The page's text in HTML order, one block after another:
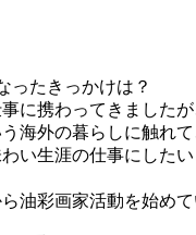
ったきっかけは？
に携わってきました
海外の暮らしに触れ
い生涯の仕事にした
油彩画家活動を始めて